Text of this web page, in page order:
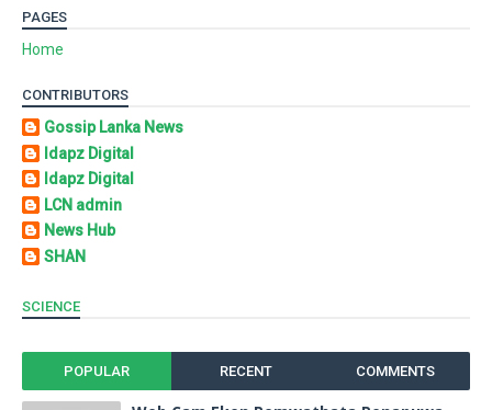
PAGES
Home
CONTRIBUTORS
Gossip Lanka News
Idapz Digital
Idapz Digital
LCN admin
News Hub
SHAN
SCIENCE
POPULAR RECENT COMMENTS